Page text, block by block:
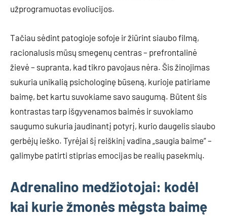
užprogramuotas evoliucijos.
Tačiau sėdint patogioje sofoje ir žiūrint siaubo filmą,
racionalusis mūsų smegenų centras – prefrontalinė
žievė – supranta, kad tikro pavojaus nėra. Šis žinojimas
sukuria unikalią psichologinę būseną, kurioje patiriame
baimę, bet kartu suvokiame savo saugumą. Būtent šis
kontrastas tarp išgyvenamos baimės ir suvokiamo
saugumo sukuria jaudinantį potyrį, kurio daugelis siaubo
gerbėjų ieško. Tyrėjai šį reiškinį vadina „saugia baime” –
galimybe patirti stiprias emocijas be realių pasekmių.
Adrenalino medžiotojai: kodėl
kai kurie žmonės mėgsta baimę